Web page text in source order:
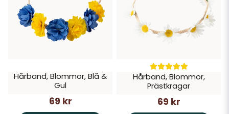
Hårband, Blommor, Blå &
Gul
69 kr
Hårband, Blommor,
Prästkragar
69 kr